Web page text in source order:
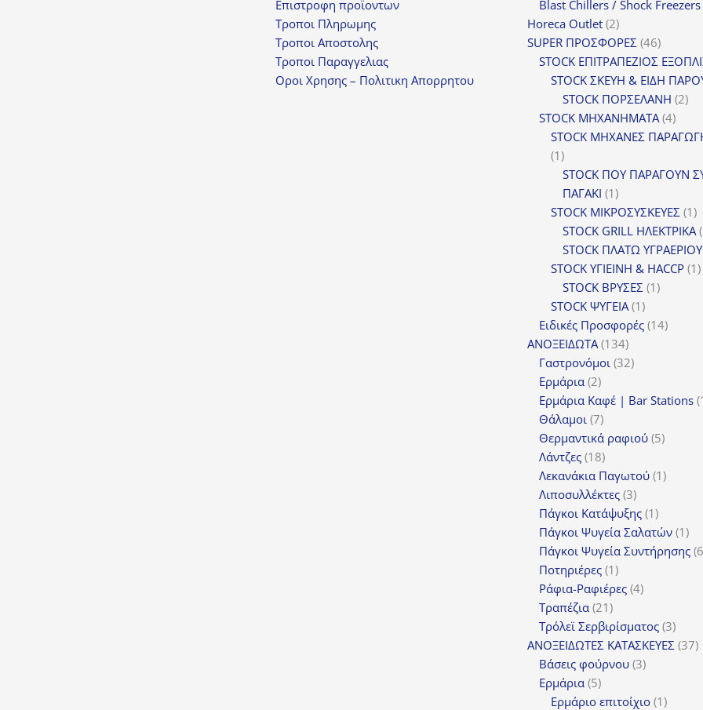
Επιστροφη προϊοντων
Τροποι Πληρωμης
Τροποι Αποστολης
Τροποι Παραγγελιας
Οροι Χρησης – Πολιτικη Απορρητου
προϊόν
Blast Chillers / Shock Freezers
Horeca Outlet 22
προϊόντα
SUPER ΠΡΟΣΦΟΡΕΣ 4646
STOCK ΕΠΙΤΡΑΠΕΖΙΟΣ
STOCK ΣΚΕΥΗ & ΕΙΔΗ
STOCK ΠΟΡΣΕΛΑΝΗ 22
STOCK ΜΗΧΑΝΗΜΑΤΑ 44
STOCK ΜΗΧΑΝΕΣ
11
προϊόν
STOCK ΠΟΥ ΠΑΡΑΓΟΥΝ
ΠΑΓΑΚΙ 11
προϊόν
STOCK ΜΙΚΡΟΣΥΣΚΕΥΕΣ 11
STOCK GRILL ΗΛΕΚΤΡΙΚΑ
STOCK ΠΛΑΤΩ ΥΓΡΑΕΡΙΟΥ
STOCK ΥΓΙΕΙΝΗ & HACCP 11
STOCK ΒΡΥΣΕΣ 11
STOCK ΨΥΓΕΙΑ 11
προϊόν
Ειδικές Προσφορές 1414
ΑΝΟΞΕΙΔΩΤΑ 134134
προϊόντα
Γαστρονόμοι 3232
Ερμάρια 22
προϊόντα
Ερμάρια Καφέ | Bar Stations
Θάλαμοι 77
προϊόντα
Θερμαντικά ραφιού 55
Λάντζες 1818
προϊόντα
Λεκανάκια Παγωτού 11
Λιποσυλλέκτες 33
προϊόντα
Πάγκοι Κατάψυξης 11
προϊόν
Πάγκοι Ψυγεία Σαλατών 11
Πάγκοι Ψυγεία Συντήρησης 6
Ποτηριέρες 11
προϊόν
Ράφια-Ραφιέρες 44
Τραπέζια 2121
προϊόντα
Τρόλεϊ Σερβιρίσματος 33
ΑΝΟΞΕΙΔΩΤΕΣ ΚΑΤΑΣΚΕΥΕΣ 3737
Βάσεις φούρνου 33
Ερμάρια 55
προϊόντα
Ερμάριο επιτοίχιο 11